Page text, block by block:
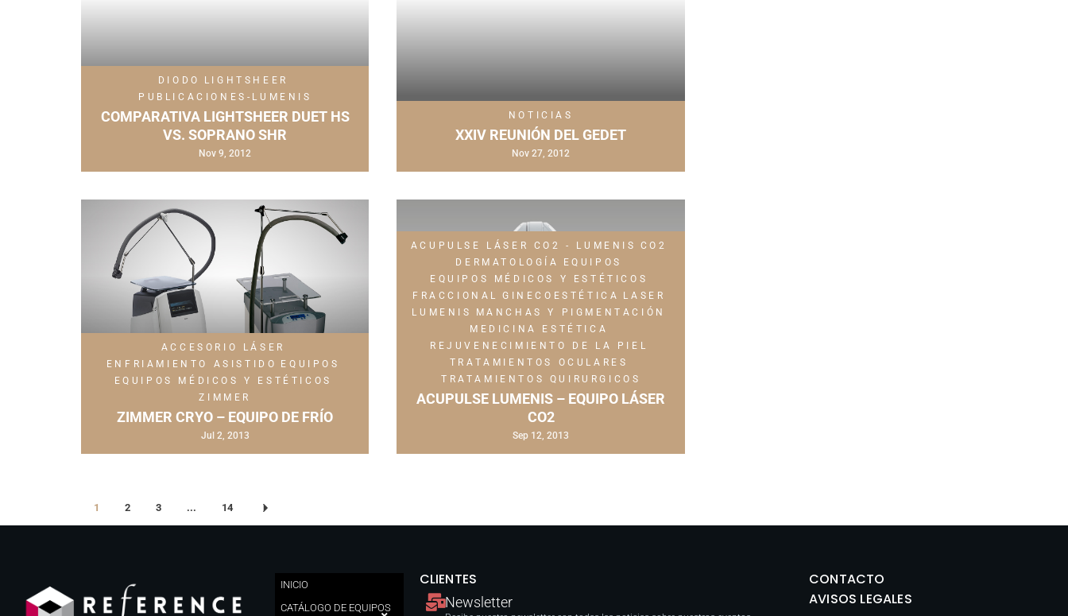
DIODO
LIGHTSHEER
PUBLICACIONES-LUMENIS
COMPARATIVA LIGHTSHEER DUET HS
VS. SOPRANO SHR
Nov 9, 2012
NOTICIAS
XXIV REUNIÓN DEL GEDET
Nov 27, 2012
ACCESORIO LÁSER
ENFRIAMIENTO ASISTIDO
EQUIPOS
EQUIPOS MÉDICOS Y ESTÉTICOS
ZIMMER
ZIMMER CRYO – EQUIPO DE FRÍO
Jul 2, 2013
ACUPULSE LÁSER CO2 - LUMENIS
CO2
DERMATOLOGÍA
EQUIPOS
EQUIPOS MÉDICOS Y ESTÉTICOS
FRACCIONAL
GINECOESTÉTICA
LASER
LUMENIS
MANCHAS Y PIGMENTACIÓN
MEDICINA ESTÉTICA
REJUVENECIMIENTO DE LA PIEL
TRATAMIENTOS OCULARES
TRATAMIENTOS QUIRURGICOS
ACUPULSE LUMENIS – EQUIPO LÁSER
CO2
Sep 12, 2013
1 2 3 ... 14
INICIO
CATÁLOGO DE EQUIPOS
CLIENTES
Newsletter
CONTACTO
AVISOS LEGALES